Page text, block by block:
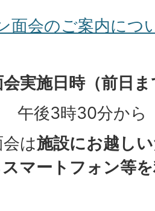
面会のご案内につ
実施日時（前日
午後3時30分から
は施設にお越し
マートフォン等